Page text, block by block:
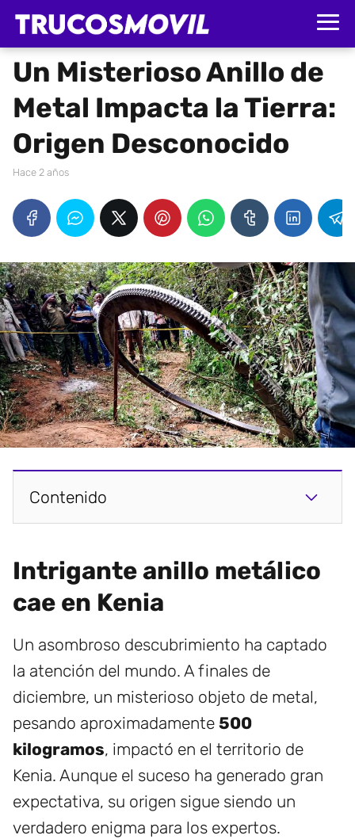
Un Misterioso Anillo de
Metal Impacta la Tierra:
Origen Desconocido
hace 2 años
Contenido
Intrigante anillo metálico
cae en Kenia
Un asombroso descubrimiento ha captado
la atención del mundo. A finales de
diciembre, un misterioso objeto de metal,
pesando aproximadamente 500
kilogramos, impactó en el territorio de
Kenia. Aunque el suceso ha generado gran
expectativa, su origen sigue siendo un
verdadero enigma para los expertos.